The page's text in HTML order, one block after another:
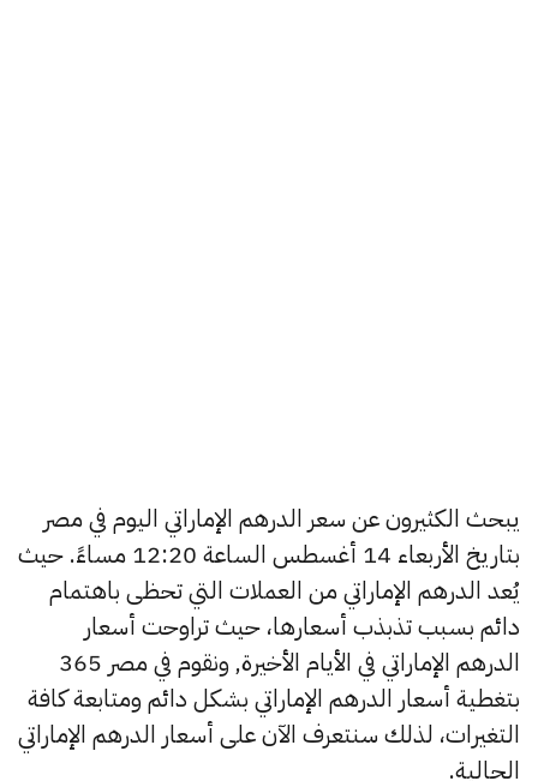
يبحث الكثيرون عن سعر الدرهم الإماراتي اليوم في مصر
بتاريخ الأربعاء 14 أغسطس الساعة 12:20 مساءً. حيث
يُعد الدرهم الإماراتي من العملات التي تحظى باهتمام
دائم بسبب تذبذب أسعارها، حيث تراوحت أسعار
الدرهم الإماراتي في الأيام الأخيرة, ونقوم في مصر 365
بتغطية أسعار الدرهم الإماراتي بشكل دائم ومتابعة كافة
التغيرات، لذلك سنتعرف الآن على أسعار الدرهم الإماراتي
الحالية.